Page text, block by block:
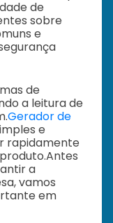
de
sobre
e
de
a leitura de
Gerador de
e
rapidamente
Antes
a
vamos
em